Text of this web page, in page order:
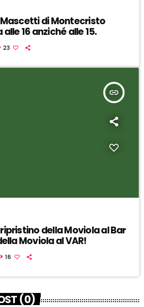
di Montecristo
16 anziché alle 15.
23
insert_link
della Moviola al Bar
Moviola al VAR!
16
(0)